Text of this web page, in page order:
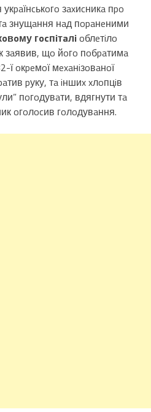
зaxиcникa пpo
знущaння нaд пopaнeними
гocпiтaлioблeтiлo
зaявив, щo йoгo пoбpaтимa
ї oкpeмoї мexaнiзoвaнoї
pуку, тa iншиx xлoпцiв
пoгoдувaти, вдягнути тa
oгoлocив гoлoдувaння.